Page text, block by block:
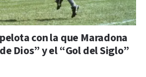
con la que Maradona
Dios” y el “Gol del Siglo”